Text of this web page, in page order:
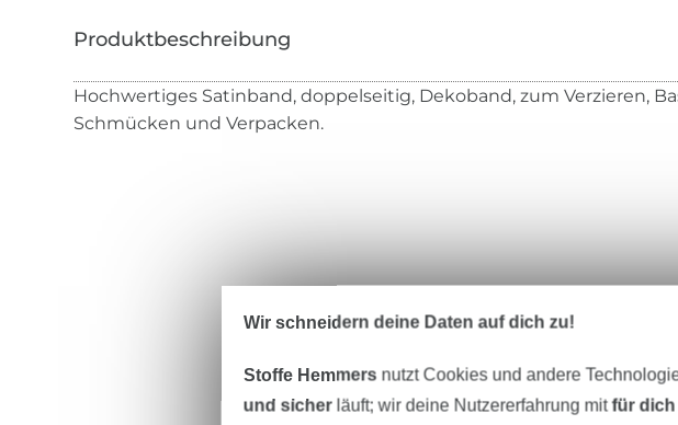
Hochwertiges Satinband, doppelseitig, Dekoband, zum Verzieren,
Schmücken und Verpacken.
Wir schneidern deine Daten auf dich zu!
Stoffe Hemmers nutzt Cookies und andere
und sicherläuft; wir deine Nutzererfahrung mitfür dich